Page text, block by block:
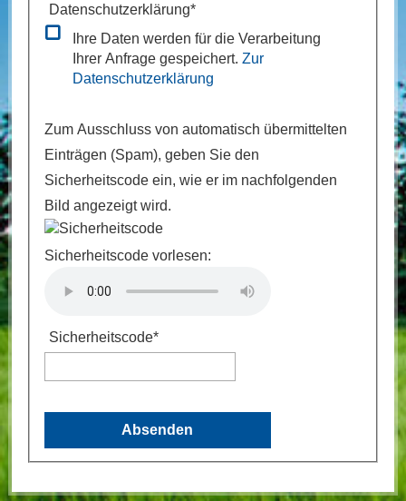
Datenschutzerklärung*
Ihre Daten werden für die Verarbeitung
Ihrer Anfrage gespeichert. Zur
Datenschutzerklärung
Zum Ausschluss von automatisch übermittelten
Einträgen (Spam), geben Sie den
Sicherheitscode ein, wie er im nachfolgenden
Bild angezeigt wird.
Sicherheitscode vorlesen:
Sicherheitscode*